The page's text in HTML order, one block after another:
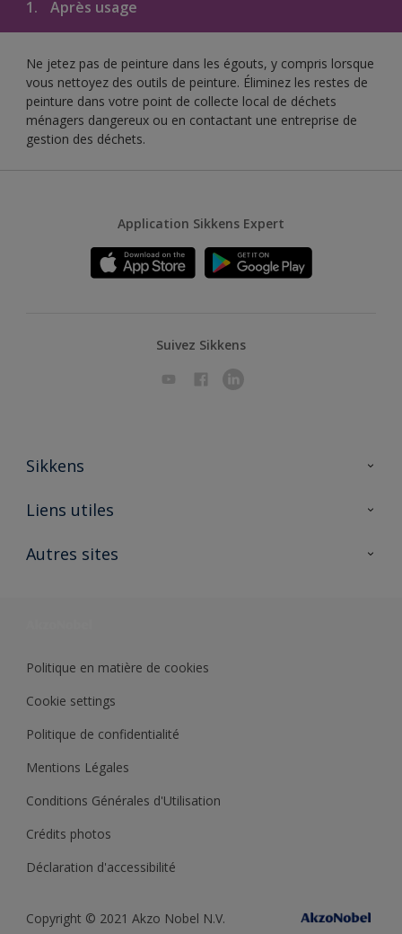
1. Après usage
Ne jetez pas de peinture dans les égouts, y compris lorsque
vous nettoyez des outils de peinture. Éliminez les restes de
peinture dans votre point de collecte local de déchets
ménagers dangereux ou en contactant une entreprise de
gestion des déchets.
Application Sikkens Expert
Suivez Sikkens
Sikkens
A propos de Sikkens
Liens utiles
Ouvrir un magasin PASS
Autres sites
Politique en matière de cookies
Cookie settings
Politique de confidentialité
Mentions Légales
Conditions Générales d'Utilisation
Crédits photos
Déclaration d'accessibilité
Copyright © 2021 Akzo Nobel N.V.